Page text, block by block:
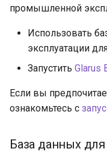
промышленной
Использовать
эксплуатации
Запустить Glarus
Если вы
ознакомьтесь с
База данных